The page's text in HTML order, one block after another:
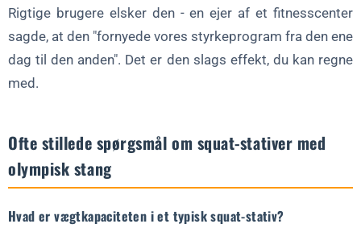
Rigtige brugere elsker den - en ejer af et fitnesscenter
sagde, at den "fornyede vores styrkeprogram fra den ene
dag til den anden". Det er den slags effekt, du kan regne
med.
Ofte stillede spørgsmål om squat-stativer med
olympisk stang
Hvad er vægtkapaciteten i et typisk squat-stativ?